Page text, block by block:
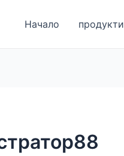
Начало продукти